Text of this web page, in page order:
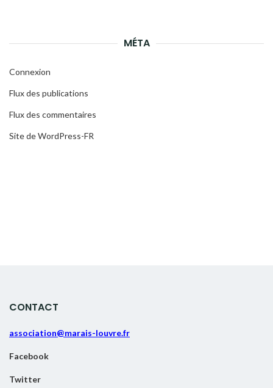
MÉTA
Connexion
Flux des publications
Flux des commentaires
Site de WordPress-FR
CONTACT
association@marais-louvre.fr
Facebook
Twitter